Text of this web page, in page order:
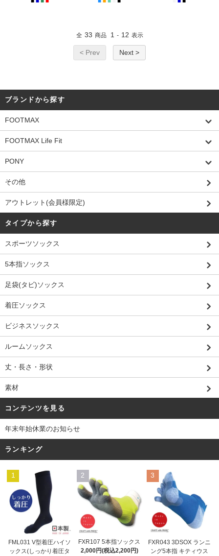
全 33 商品 1 - 12 表示
< Prev Next >
ブランドから探す
FOOTMAX
FOOTMAX Life Fit
PONY
その他
アウトレット(会員様限定)
タイプから探す
スポーツソックス
5本指ソックス
足袋(タビ)ソックス
着圧ソックス
ビジネスソックス
ルームソックス
丈・長さ・形状
素材
コンテンツを見る
年末年始休業のお知らせ
ランキング
1
FML031 V型着圧ハイソ
ックス(しっかり着圧タ
2
FXR107 5本指ソックス
2,000円(税込2,200円)
3
FXR043 3DSOX ランニ
ング5本指 キティウス